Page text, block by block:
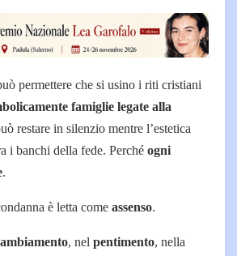
permettere che si usino i riti cristiani
famiglie legate alla
restare in silenzio mentre l’estetica
i banchi della fede. Perché ogni
.
è letta come assenso.
, nel pentimento, nella